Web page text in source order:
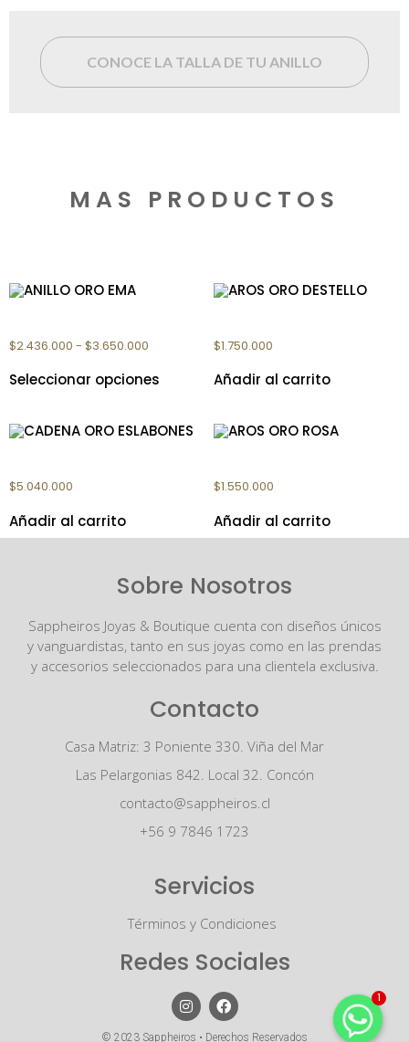
CONOCE LA TALLA DE TU ANILLO
MAS PRODUCTOS
$2.436.000 - $3.650.000
Seleccionar opciones
$1.750.000
Añadir al carrito
$5.040.000
Añadir al carrito
$1.550.000
Añadir al carrito
Sobre Nosotros
Sappheiros Joyas & Boutique cuenta con diseños únicos
y vanguardistas, tanto en sus joyas como en las prendas
y accesorios seleccionados para una clientela exclusiva.
Contacto
Casa Matriz: 3 Poniente 330. Viña del Mar
Las Pelargonias 842. Local 32. Concón
contacto@sappheiros.cl
+56 9 7846 1723
Servicios
Términos y Condiciones
Redes Sociales
© 2023 Sappheiros • Derechos Reservados
1